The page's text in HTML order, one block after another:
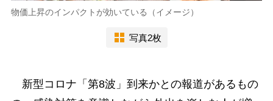
物価上昇のインパクトが効いている（イメージ）
写真2枚
新型コロナ「第8波」到来かとの報道があるもの